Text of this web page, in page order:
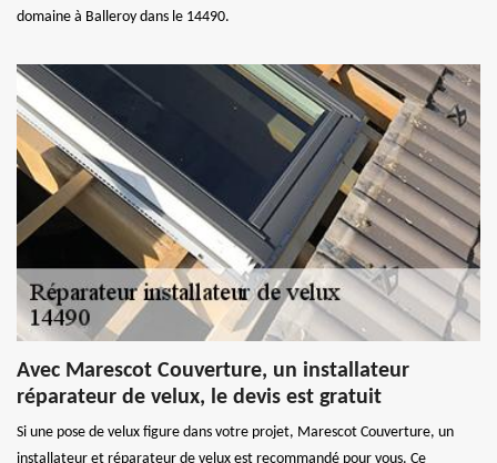
domaine à Balleroy dans le 14490.
Avec Marescot Couverture, un installateur
réparateur de velux, le devis est gratuit
Si une pose de velux figure dans votre projet, Marescot Couverture, un
installateur et réparateur de velux est recommandé pour vous. Ce